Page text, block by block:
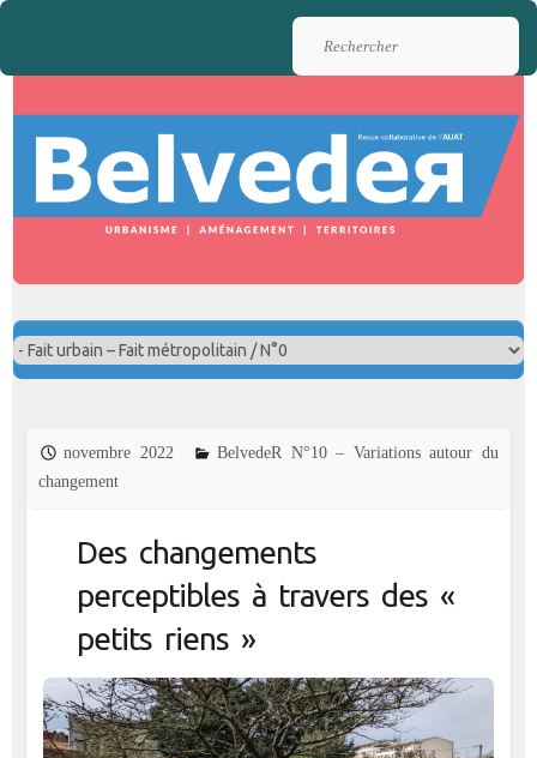
Rechercher
novembre 2022
BelvedeR N°10 – Variations autour du
changement
Des changements
perceptibles à travers des «
petits riens »